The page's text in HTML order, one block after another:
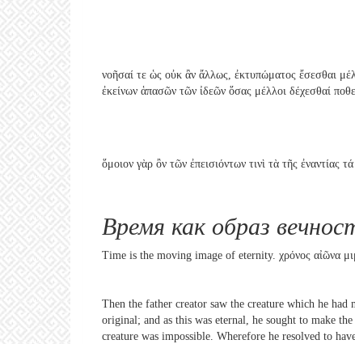
νοῆσαί τε ὡς οὐκ ἂν ἄλλως, ἐκτυπώματος ἔσεσθαι
ἐκείνων ἁπασῶν τῶν ἰδεῶν ὅσας μέλλοι δέχεσθαί
ὅμοιον γὰρ ὂν τῶν ἐπεισιόντων τινὶ τὰ τῆς
Время как образ
Time is the moving image of eternity. χρόνος αἰῶνα
Then the father creator saw the creature which he
original; and as this was eternal, he sought to make
creature was impossible. Wherefore he resolved to